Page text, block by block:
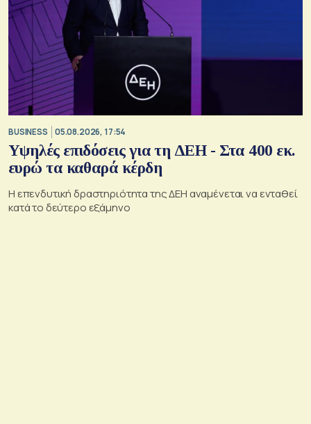
BUSINESS 05.08.2026, 17:54
Υψηλές επιδόσεις για τη ΔΕΗ - Στα 400 εκ.
ευρώ τα καθαρά κέρδη
Η επενδυτική δραστηριότητα της ΔΕΗ αναμένεται να ενταθεί
κατά το δεύτερο εξάμηνο